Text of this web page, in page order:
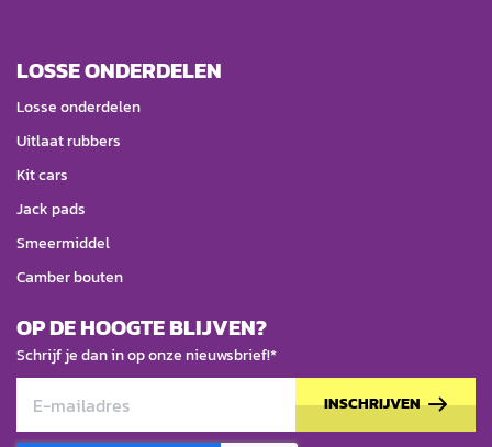
LOSSE ONDERDELEN
Losse onderdelen
Uitlaat rubbers
Kit cars
Jack pads
Smeermiddel
Camber bouten
OP DE HOOGTE BLIJVEN?
Schrijf je dan in op onze nieuwsbrief!*
INSCHRIJVEN